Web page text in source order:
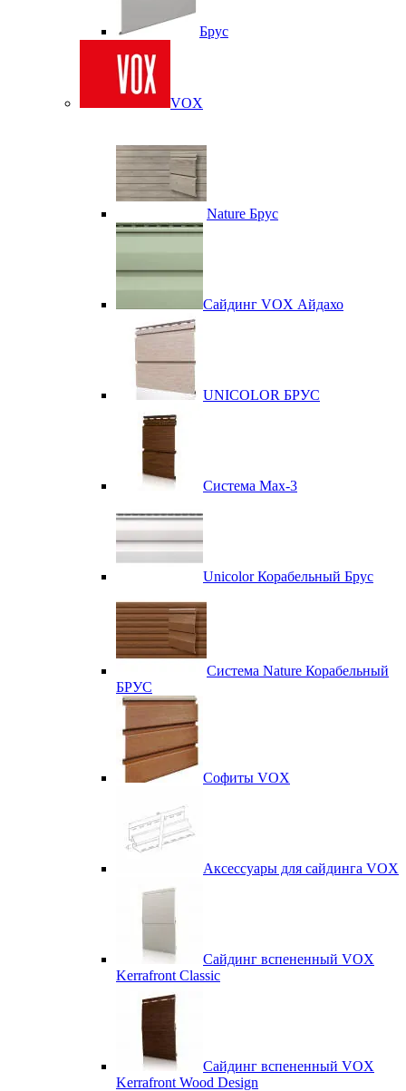
Брус
VOX
Nature Брус
Сайдинг VOX Айдахо
UNICOLOR БРУС
Система Max-3
Unicolor Корабельный Брус
Система Nature Корабельный
БРУС
Софиты VOX
Аксессуары для сайдинга VOX
Сайдинг вспененный VOX
Kerrafront Classic
Сайдинг вспененный VOX
Kerrafront Wood Design